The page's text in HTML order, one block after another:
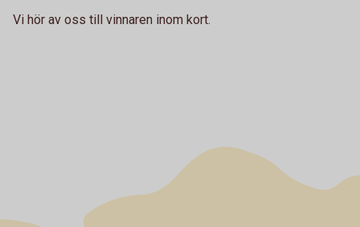
Vi hör av oss till vinnaren inom kort.